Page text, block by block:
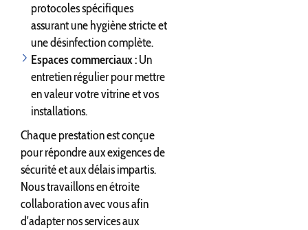
protocoles spécifiques
assurant une hygiène stricte et
une désinfection complète.
Espaces commerciaux :Un
entretien régulier pour mettre
en valeur votre vitrine et vos
installations.
Chaque prestation est conçue
pour répondre aux exigences de
sécurité et aux délais impartis.
Nous travaillons en étroite
collaboration avec vous afin
d'adapter nos services aux